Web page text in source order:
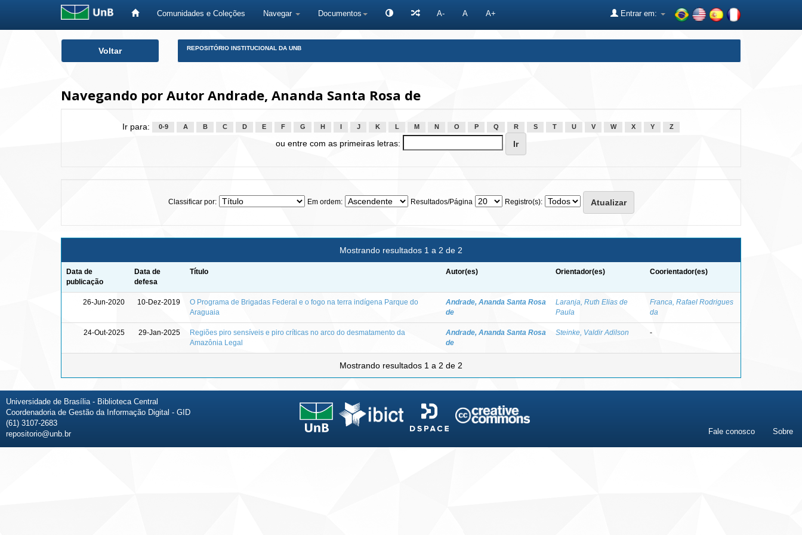
Comunidades e Coleções Navegar Documentos A- A A+ Entrar em:
Voltar REPOSITÓRIO INSTITUCIONAL DA UNB
Navegando por Autor Andrade, Ananda Santa Rosa de
Ir para: 0-9 A B C D E F G H J K L M N O P Q R S T U V W X Y Z
ou entre com as primeiras letras:
Classificar por: Em ordem: Resultados/Página Registro(s):
Mostrando resultados 1 a 2 de 2
Data de
publicação
Data de
defesa
Título Autor(es) Orientador(es) Coorientador(es)
26-Jun-2020 10-Dez-2019
O Programa de Brigadas Federal e o fogo na terra indígena Parque do
Araguaia
Andrade, Ananda Santa Rosa
de
Laranja, Ruth Elias de
Paula
Franca, Rafael Rodrigues
da
24-Out-2025 29-Jan-2025
Regiões piro sensíveis e piro críticas no arco do desmatamento da
Amazônia Legal
Andrade, Ananda Santa Rosa
de
Steinke, Valdir Adilson -
Mostrando resultados 1 a 2 de 2
Universidade de Brasília - Biblioteca Central
Coordenadoria de Gestão da Informação Digital - GID
(61) 3107-2683
repositorio@unb.br
Fale conosco Sobre